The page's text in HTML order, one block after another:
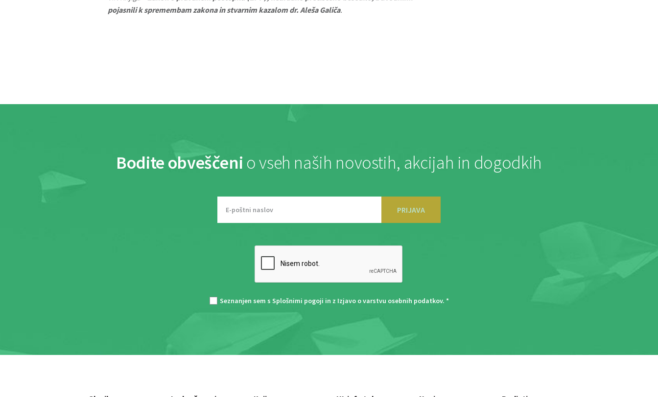
pojasnili k spremembam zakona in stvarnim kazalom dr. Aleša Galiča.
Bodite obveščeni o vseh naših novostih, akcijah in dogodkih
PRIJAVA
Seznanjen sem s Splošnimi pogoji in z Izjavo o varstvu osebnih podatkov. *